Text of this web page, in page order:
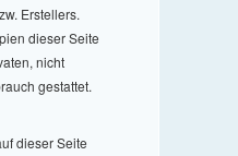
Erstellers.
dieser Seite
nicht
gestattet.
dieser Seite